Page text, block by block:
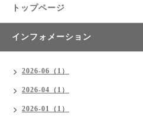
トップページ
インフォメーション
2026-06（1）
2026-04（1）
2026-01（1）